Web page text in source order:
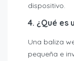
dispositivo.
4. ¿Qué es
Una baliza
pequeña e